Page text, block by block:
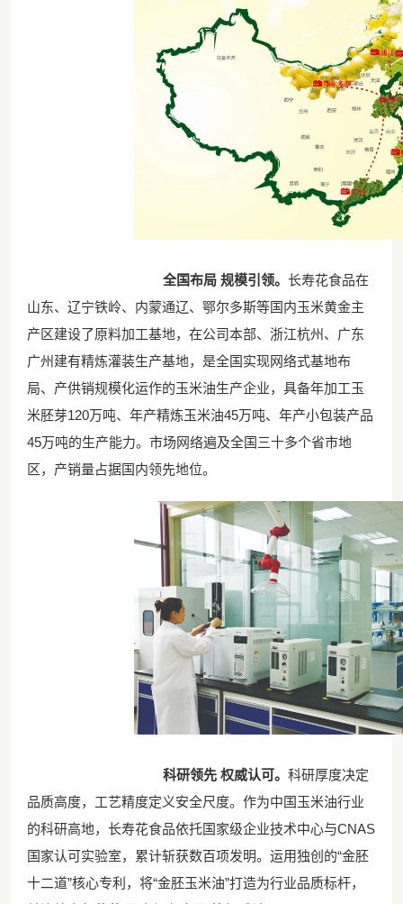
全国布局 规模引领。 长寿花食品在
山东、辽宁铁岭、内蒙通辽、鄂尔多斯等国内玉米黄金主
产区建设了原料加工基地，在公司本部、浙江杭州、广东
广州建有精炼灌装生产基地，是全国实现网络式基地布
局、产供销规模化运作的玉米油生产企业，具备年加工玉
米胚芽120万吨、年产精炼玉米油45万吨、年产小包装产品
45万吨的生产能力。市场网络遍及全国三十多个省市地
区，产销量占据国内领先地位。
科研领先 权威认可。 科研厚度决定
品质高度，工艺精度定义安全尺度。作为中国玉米油行业
的科研高地，长寿花食品依托国家级企业技术中心与CNAS
国家认可实验室，累计斩获数百项发明。运用独创的“金胚
十二道”核心专利，将“金胚玉米油”打造为行业品质标杆，